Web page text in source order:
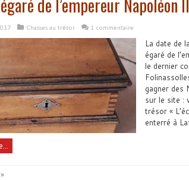
égaré de l’empereur
Chasses au trésor 1 commentaire
La date de
égaré de
le dernier
gagner des
sur le site :
trésor «
enterré à
»